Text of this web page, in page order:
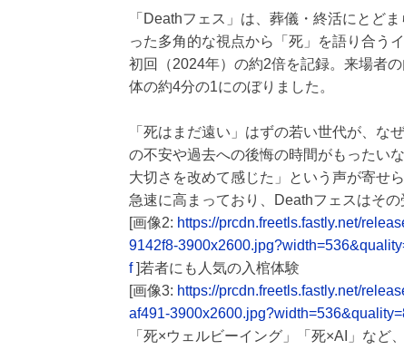
「Deathフェス」は、葬儀・終活にとど
った多角的な視点から「死」を語り合う
初回（2024年）の約2倍を記録。来場者
体の約4分の1にのぼりました。
「死はまだ遠い」はずの若い世代が、な
の不安や過去への後悔の時間がもったい
大切さを改めて感じた」という声が寄せ
急速に高まっており、Deathフェスはその
[画像2: https://prcdn.freetls.fastly.net/
9142f8-
f]若者にも人気の入棺体験
[画像3: https://prcdn.freetls.fastly.net/
af491-
「死×ウェルビーイング」「死×AI」な